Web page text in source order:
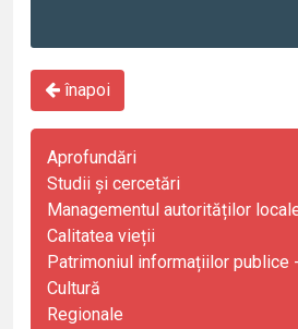
înapoi
Aprofundări
Studii și cercetări
Managementul autorităților
Calitatea vieții
Patrimoniul informațiilor publice
Cultură
Regionale